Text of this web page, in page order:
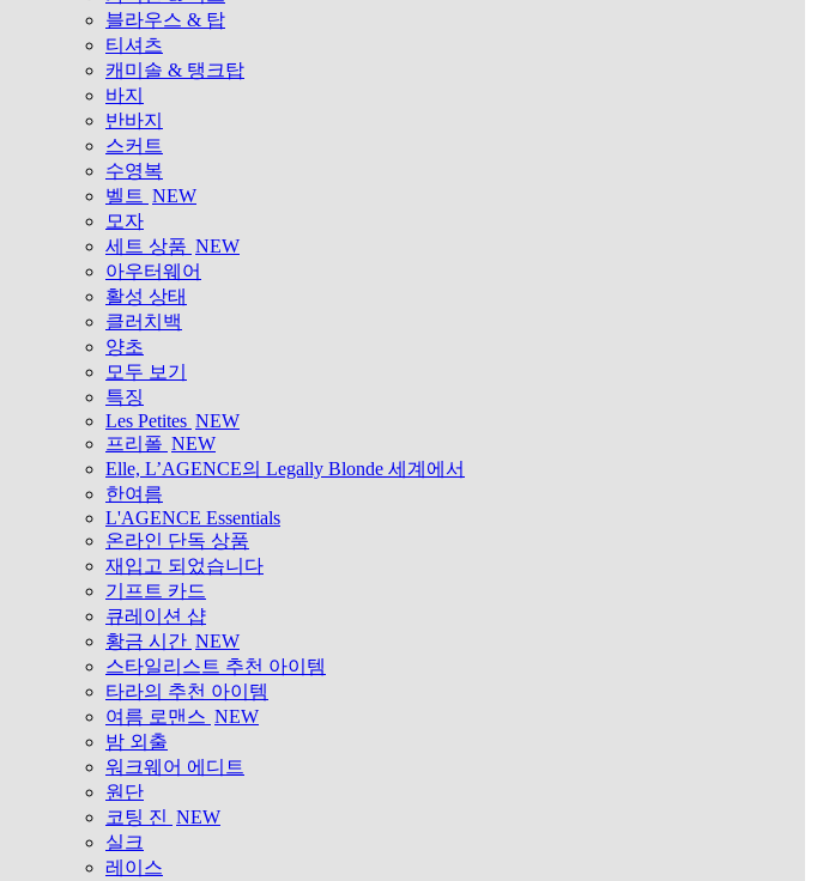
블라우스 & 탑
티셔츠
캐미솔 & 탱크탑
바지
반바지
스커트
수영복
벨트 NEW
모자
세트 상품 NEW
아우터웨어
활성 상태
클러치백
양초
모두 보기
특징
Les Petites NEW
프리폴 NEW
Elle, L’AGENCE의 Legally Blonde 세계에서
한여름
L'AGENCE Essentials
온라인 단독 상품
재입고 되었습니다
기프트 카드
큐레이션 샵
황금 시간 NEW
스타일리스트 추천 아이템
타라의 추천 아이템
여름 로맨스 NEW
밤 외출
워크웨어 에디트
원단
코팅 진 NEW
실크
레이스